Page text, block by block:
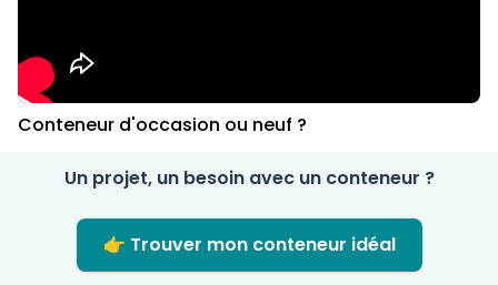
Conteneur d'occasion ou neuf ?
Un projet, un besoin avec un conteneur ?
👉 Trouver mon conteneur idéal